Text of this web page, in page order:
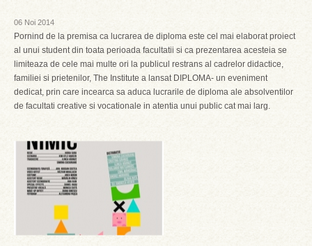
06 Noi 2014
Pornind de la premisa ca lucrarea de diploma este cel mai elaborat proiect
al unui student din toata perioada facultatii si ca prezentarea acesteia se
limiteaza de cele mai multe ori la publicul restrans al cadrelor didactice,
familiei si prietenilor, The Institute a lansat DIPLOMA- un eveniment
dedicat, prin care incearca sa aduca lucrarile de diploma ale absolventilor
de facultati creative si vocationale in atentia unui public cat mai larg.